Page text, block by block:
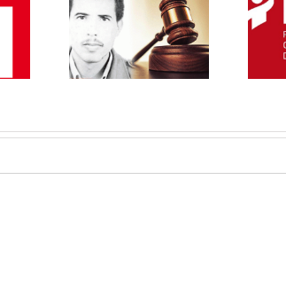
de
TAAT Calls For
Abolishment of
Death Penalty